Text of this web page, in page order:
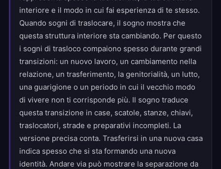
interiore e il modo in cui fai esperienza di te stesso.
Quando sogni di traslocare, il sogno mostra che
questa struttura interiore sta cambiando. Per questo
i sogni di trasloco compaiono spesso durante grandi
transizioni: un nuovo lavoro, un cambiamento nella
relazione, un trasferimento, la genitorialità, un lutto,
una guarigione o un periodo in cui il vecchio modo
di vivere non ti corrisponde più. Il sogno traduce
questa transizione in case, scatole, stanze, chiavi,
traslocatori, strade e preparativi incompleti. La
versione precisa conta. Trasferirsi in una nuova casa
indica spesso che si sta formando una nuova
identità. Andare via può mostrare la separazione da